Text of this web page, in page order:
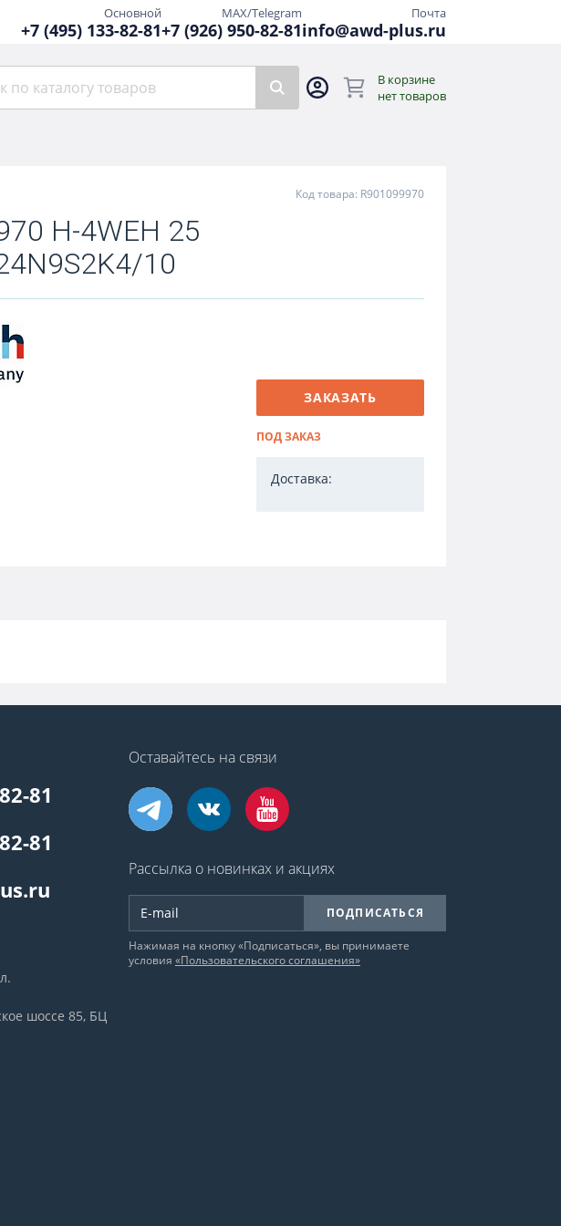
+7 (495) 133-82-81
Основной
+7 (926) 950-82-81
MAX/Telegram
info@awd-plus.ru
Почта
В корзине
нет товаров
Код товара: R901099970
H-4WEH 25
10
ЗАКАЗАТЬ
ПОД ЗАКАЗ
Доставка:
81
81
шоссе 85, БЦ
Оставайтесь на связи
Рассылка о новинках и акциях
ПОДПИСАТЬСЯ
Нажимая на кнопку «Подписаться», вы принимаете
условия «Пользовательского соглашения»